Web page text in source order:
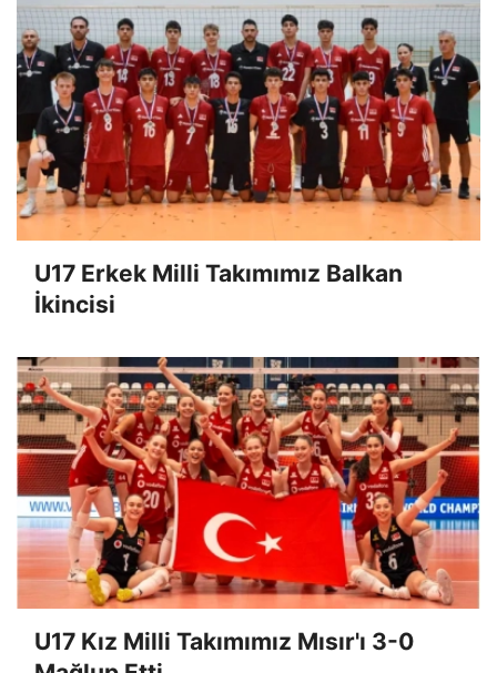
İLGINIZI ÇEKEBILIR
U17 Erkek Milli Takımımız Balkan
İkincisi